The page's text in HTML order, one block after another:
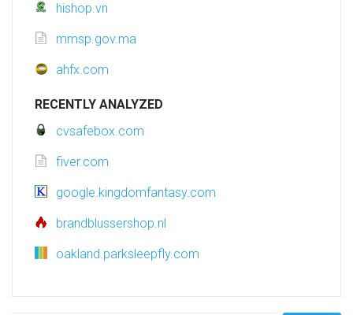
hishop.vn
mmsp.gov.ma
ahfx.com
RECENTLY ANALYZED
cvsafebox.com
fiver.com
google.kingdomfantasy.com
brandblussershop.nl
oakland.parksleepfly.com